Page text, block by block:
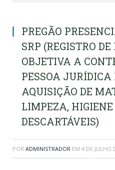
PREGÃO
SRP (REGISTRO DE
OBJETIVA A
PESSOA
AQUISIÇÃO DE
LIMPEZA, HIGIENE
DESCARTÁVEIS)
POR ADMINISTRADOR EM 4 DE JULHO